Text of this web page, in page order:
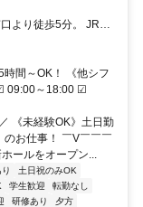
より徒歩5分。 JR中
中駅（谷保駅経
下車。前方左側徒歩
より「国立駅（谷保
宮前」交差点左折徒
間～OK！ 《他シフ
09:00～18:00 ☑
《未経験OK》土日勤
お仕事！ ￣V￣￣￣
ールをオープン...
土日祝のみOK
学生歓迎
転勤なし
研修あり
夕方